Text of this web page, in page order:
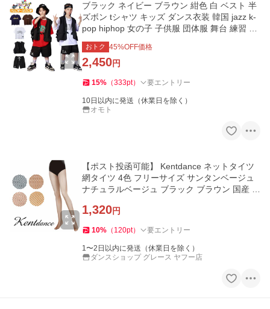
ブラック ネイビー ブラウン 紺色 白 ベスト 半
ズボン tシャツ キッズ ダンス衣装 韓国 jazz k-
pop hiphop 女の子 子供服 団体服 舞台 練習 普
段着 夏 おしゃれ
おトク 45%OFF価格
2,450円
15% （333pt） 要エントリー
10日以内に発送（休業日を除く）
オモト
【ポスト投函可能】 Kentdance ネットタイツ
網タイツ 4色 フリーサイズ サンタンベージュ
ナチュラルベージュ ブラック ブラウン 国産 ケ
1,320円
10% （ 120pt） 要エントリー
1〜2日以内に発送（休業日を除く）
ダンスショップ グレース ヤフー店